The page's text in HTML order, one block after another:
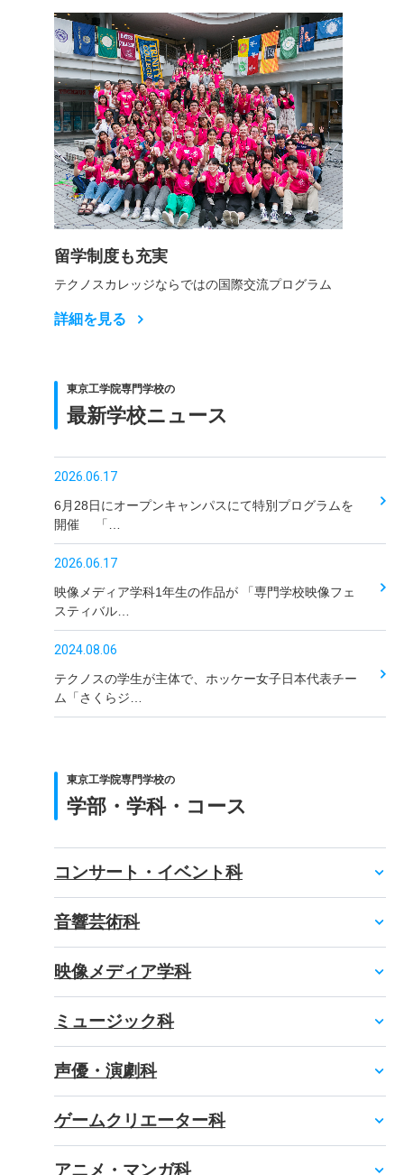
留学制度も充実
テクノスカレッジならではの国際交流プログラム
詳細を見る
東京工学院専門学校の
最新学校ニュース
2026.06.17
6月28日にオープンキャンパスにて特別プログラムを
開催 「…
2026.06.17
映像メディア学科1年生の作品が 「専門学校映像フェ
スティバル…
2024.08.06
テクノスの学生が主体で、ホッケー女子日本代表チー
ム「さくらジ…
東京工学院専門学校の
学部・学科・コース
コンサート・イベント科
音響芸術科
映像メディア学科
ミュージック科
声優・演劇科
ゲームクリエーター科
アニメ・マンガ科